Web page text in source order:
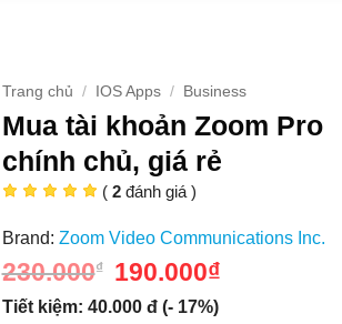
Trang chủ / IOS Apps / Business
Mua tài khoản Zoom Pro
chính chủ, giá rẻ
( 2đánh giá )
Brand: Zoom Video Communications Inc.
230.000₫
Giá
gốc
là:
230.000₫.
190.000₫
Tiết kiệm: 40.000 đ (- 17%)